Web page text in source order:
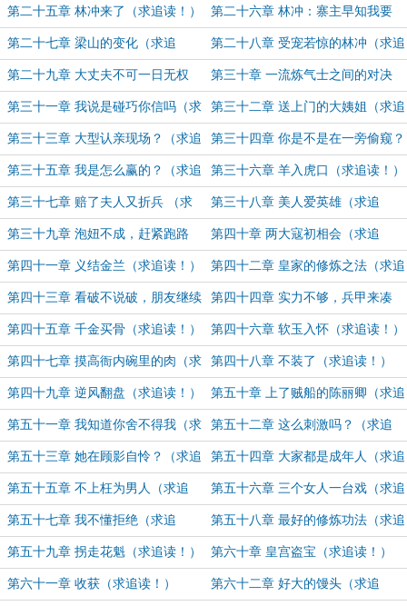
（求追读！） 读！）
第二十五章 林冲来了（求追读！） 第二十六章 林冲：寨主早知我要
来？！（求追读！）
第二十七章 梁山的变化（求追
读！）
第二十八章 受宠若惊的林冲（求追
读！）
第二十九章 大丈夫不可一日无权
（求追读！）
第三十章 一流炼气士之间的对决
（求追读！）
第三十一章 我说是碰巧你信吗（求
追读！）
第三十二章 送上门的大姨姐（求追
读！）
第三十三章 大型认亲现场？（求追
读！）
第三十四章 你是不是在一旁偷窥？
（求追读！）
第三十五章 我是怎么赢的？（求追
读！）
第三十六章 羊入虎口（求追读！）
第三十七章 赔了夫人又折兵 （求
追读！）
第三十八章 美人爱英雄（求追
读！）
第三十九章 泡妞不成，赶紧跑路
（求追读！）
第四十章 两大寇初相会（求追
读！）
第四十一章 义结金兰（求追读！） 第四十二章 皇家的修炼之法（求追
读！）
第四十三章 看破不说破，朋友继续
做（求追读！）
第四十四章 实力不够，兵甲来凑
（求追读！）
第四十五章 千金买骨（求追读！） 第四十六章 软玉入怀（求追读！）
第四十七章 摸高衙内碗里的肉（求
追读！）
第四十八章 不装了（求追读！）
第四十九章 逆风翻盘（求追读！） 第五十章 上了贼船的陈丽卿（求追
读！）
第五十一章 我知道你舍不得我（求
追读！）
第五十二章 这么刺激吗？（求追
读！）
第五十三章 她在顾影自怜？（求追
读！）
第五十四章 大家都是成年人（求追
读！）
第五十五章 不上枉为男人（求追
读！）
第五十六章 三个女人一台戏（求追
读！）
第五十七章 我不懂拒绝（求追
读！）
第五十八章 最好的修炼功法（求追
读！）
第五十九章 拐走花魁（求追读！） 第六十章 皇宫盗宝（求追读！）
第六十一章 收获（求追读！） 第六十二章 好大的馒头（求追